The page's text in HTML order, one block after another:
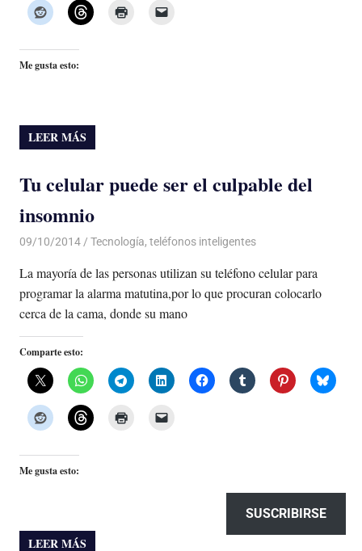
Me gusta esto:
LEER MÁS
Tu celular puede ser el culpable del
insomnio
09/10/2014 Luis Castellanos
Tecnología, teléfonos inteligentes
La mayoría de las personas utilizan su teléfono celular para
programar la alarma matutina,por lo que procuran colocarlo
cerca de la cama, donde su mano
Comparte esto:
Me gusta esto:
LEER MÁS
SUSCRIBIRSE